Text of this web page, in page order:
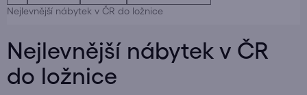
Nejlevnější nábytek v ČR do ložnice
Nejlevnější nábytek v ČR
do ložnice